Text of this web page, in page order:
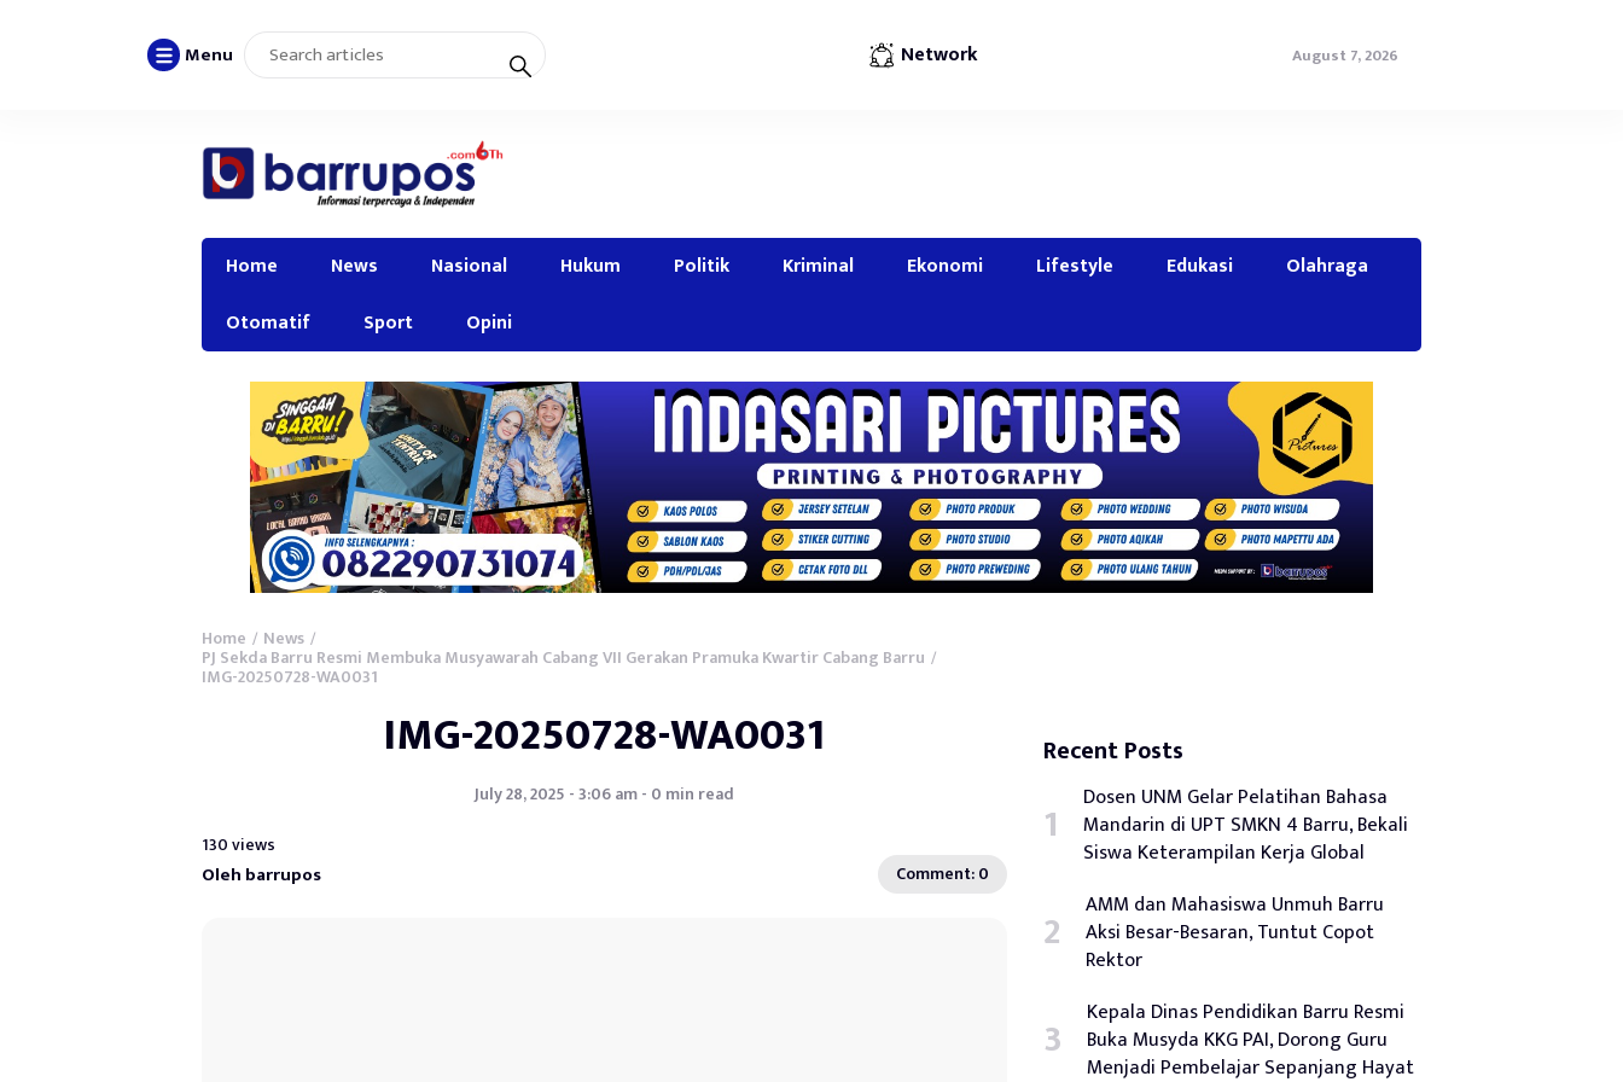
Menu Network August 7, 2026
Home News Nasional Hukum Politik Kriminal Ekonomi Lifestyle Edukasi
Olahraga
Otomatif
Sport Opini
Home / News /
PJ Sekda Barru Resmi Membuka Musyawarah Cabang VII Gerakan Pramuka Kwartir Cabang Barru /
IMG-20250728-WA0031
IMG-20250728-WA0031
July 28, 2025 - 3:06 am - 0 min read
130 views
Oleh barrupos Comment: 0
Recent Posts
Dosen UNM Gelar Pelatihan Bahasa
Mandarin di UPT SMKN 4 Barru, Bekali
Siswa Keterampilan Kerja Global
AMM dan Mahasiswa Unmuh Barru
Aksi Besar-Besaran, Tuntut Copot
Rektor
Kepala Dinas Pendidikan Barru Resmi
Buka Musyda KKG PAI, Dorong Guru
Menjadi Pembelajar Sepanjang Hayat